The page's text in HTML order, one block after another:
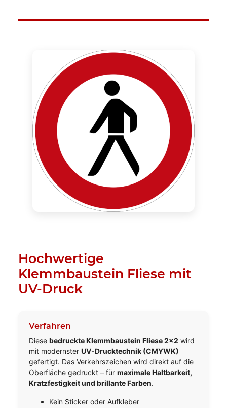
Hochwertige
Klemmbaustein Fliese mit
UV-Druck
Verfahren
Diese bedruckte Klemmbaustein Fliese 2x2 wird
mit modernster UV-Drucktechnik (CMYWK)
gefertigt. Das Verkehrszeichen wird direkt auf die
Oberfläche gedruckt – für maximale Haltbarkeit,
Kratzfestigkeit und brillante Farben.
Kein Sticker oder Aufkleber